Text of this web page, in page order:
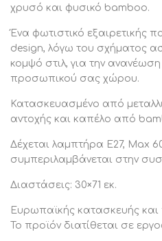
χρυσό και φυσικό bamboo.
Ένα φωτιστικό εξαιρετικής
design, λόγω του σχήματος
κομψό στιλ, για την
προσωπικού σας χώρου.
Κατασκευασμένο από
αντοχής και καπέλο από
Δέχεται λαμπτήρα E27, Max
συμπεριλαμβάνεται στην
Διαστάσεις: 30×71 εκ.
Ευρωπαϊκής κατασκευής και
Το προϊόν διατίθεται σε